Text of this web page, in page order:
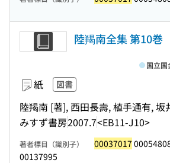
陸羯南全集 第10巻
紙 図書
陸羯南 [著], 西田長壽, 植手通有, 坂
みすず書房2007.7<EB11-J10>
国立国
著者標目（識別子） 00037017
00137995